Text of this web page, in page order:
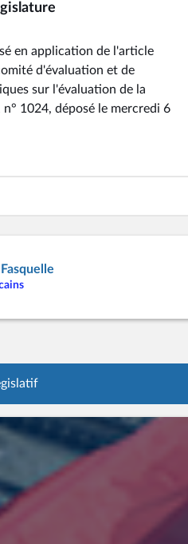
en application de l'article
d'évaluation et de
sur l'évaluation de la
n° 1024, déposé le mercredi 6